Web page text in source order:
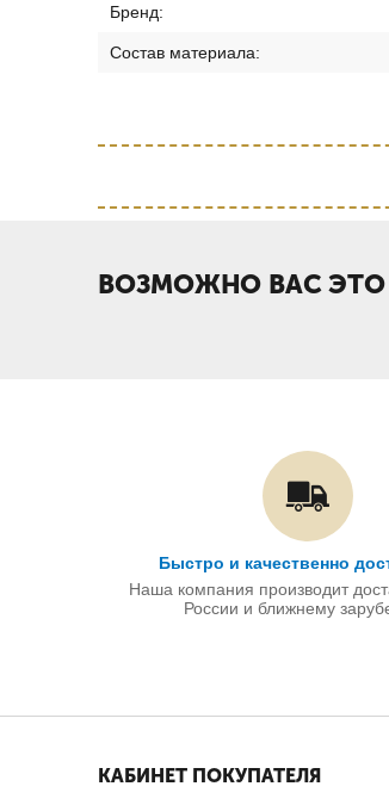
Бренд:
Состав материала:
ВОЗМОЖНО ВАС ЭТО
Быстро и качественно
Наша компания производит
России и ближнему
КАБИНЕТ ПОКУПАТЕЛЯ